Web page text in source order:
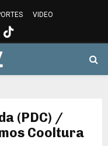
VIDEO
(PDC) /
Cooltura